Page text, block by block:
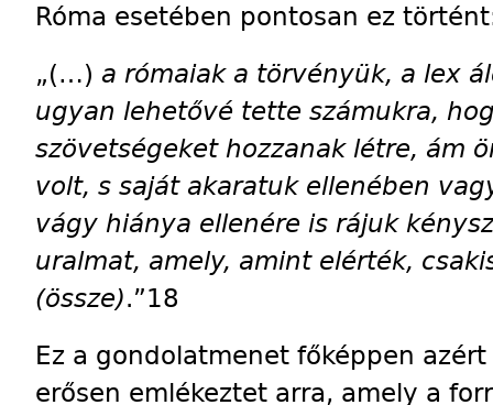
Róma esetében pontosan ez
„(…) a rómaiak a törvényük, a lex
ugyan lehetővé tette számukra,
szövetségeket hozzanak létre, ám
volt, s saját akaratuk ellenében
vágy hiánya ellenére is rájuk
uralmat, amely, amint elérték,
(össze).”18
Ez a gondolatmenet főképpen
erősen emlékeztet arra, amely a